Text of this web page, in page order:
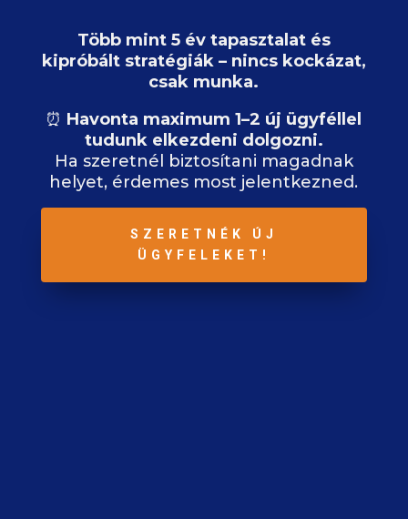
Több mint 5 év tapasztalat és
kipróbált stratégiák – nincs kockázat,
csak munka.
⏰ Havonta maximum 1–2 új ügyféllel
tudunk elkezdeni dolgozni.
Ha szeretnél biztosítani magadnak
helyet, érdemes most jelentkezned.
SZERETNÉK ÚJ
ÜGYFELEKET!